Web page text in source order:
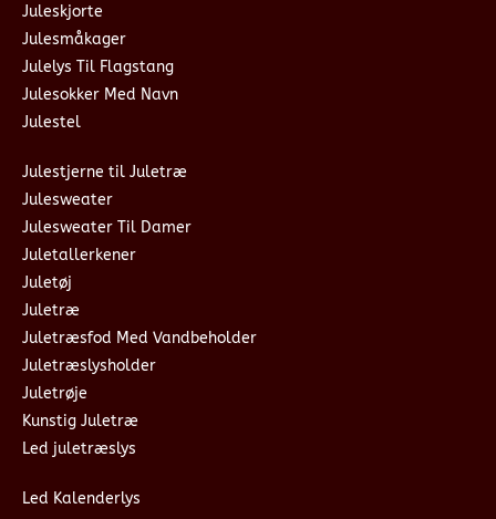
Juleskjorte
Julesmåkager
Julelys Til Flagstang
Julesokker Med Navn
Julestel
Julestjerne til Juletræ
Julesweater
Julesweater Til Damer
Juletallerkener
Juletøj
Juletræ
Juletræsfod Med Vandbeholder
Juletræslysholder
Juletrøje
Kunstig Juletræ
Led juletræslys
Led Kalenderlys